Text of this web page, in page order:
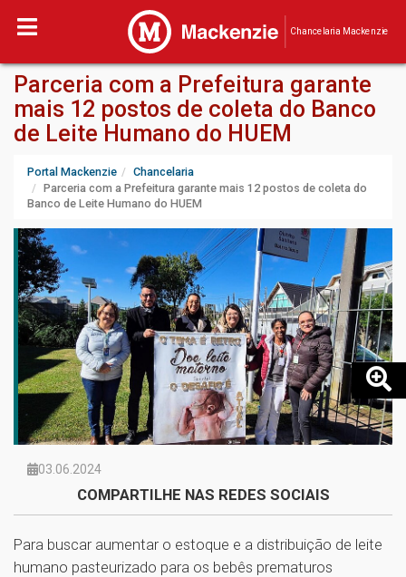
Chancelaria Mackenzie
Parceria com a Prefeitura garante
mais 12 postos de coleta do Banco
de Leite Humano do HUEM
Portal Mackenzie
Chancelaria
Parceria com a Prefeitura garante mais 12 postos de coleta do
Banco de Leite Humano do HUEM
03.06.2024
COMPARTILHE NAS REDES SOCIAIS
Para buscar aumentar o estoque e a distribuição de leite
humano pasteurizado para os bebês prematuros